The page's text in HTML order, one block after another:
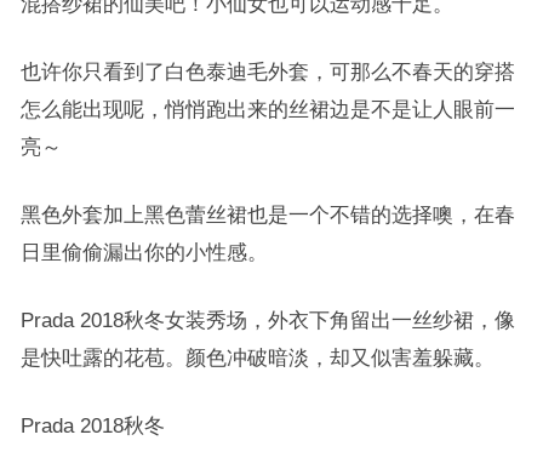
也许你只看到了白色泰迪毛外套，可那么不春天的穿搭
怎么能出现呢，悄悄跑出来的丝裙边是不是让人眼前一
亮～
黑色外套加上黑色蕾丝裙也是一个不错的选择噢，在春
日里偷偷漏出你的小性感。
Prada 2018秋冬女装秀场，外衣下角留出一丝纱裙，像
是快吐露的花苞。颜色冲破暗淡，却又似害羞躲藏。
Prada 2018秋冬